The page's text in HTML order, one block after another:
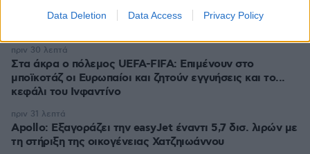
Data Deletion Data Access Privacy Policy
Πυροσβεστική: 44 πυρκαγιές σε ένα 24ωρο - Πρόστιμα
Στα άκρα ο πόλεμος UEFA-FIFA: Επιμένουν στο
μποϊκοτάζ οι Ευρωπαίοι και ζητούν εγγυήσεις και το...
κεφάλι του Ινφαντίνο
πριν 30 λεπτά
Apollo: Εξαγοράζει την easyJet έναντι 5,7 δισ. λιρών με
τη στήριξη της οικογένειας Χατζηιωάννου
πριν 31 λεπτά